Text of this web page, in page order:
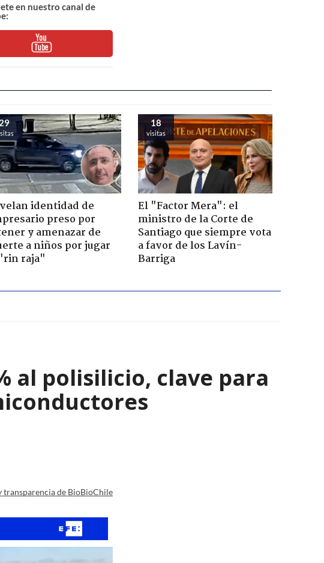
en nuestro canal de
29
identidad de
preso por
y amenazar de
a niños por jugar
raja"
18
visitas
El "Factor Mera": el
ministro de la Corte de
Santiago que siempre vota
a favor de los Lavín-
Barriga
al polisilicio, clave para
transparencia de BioBioChile